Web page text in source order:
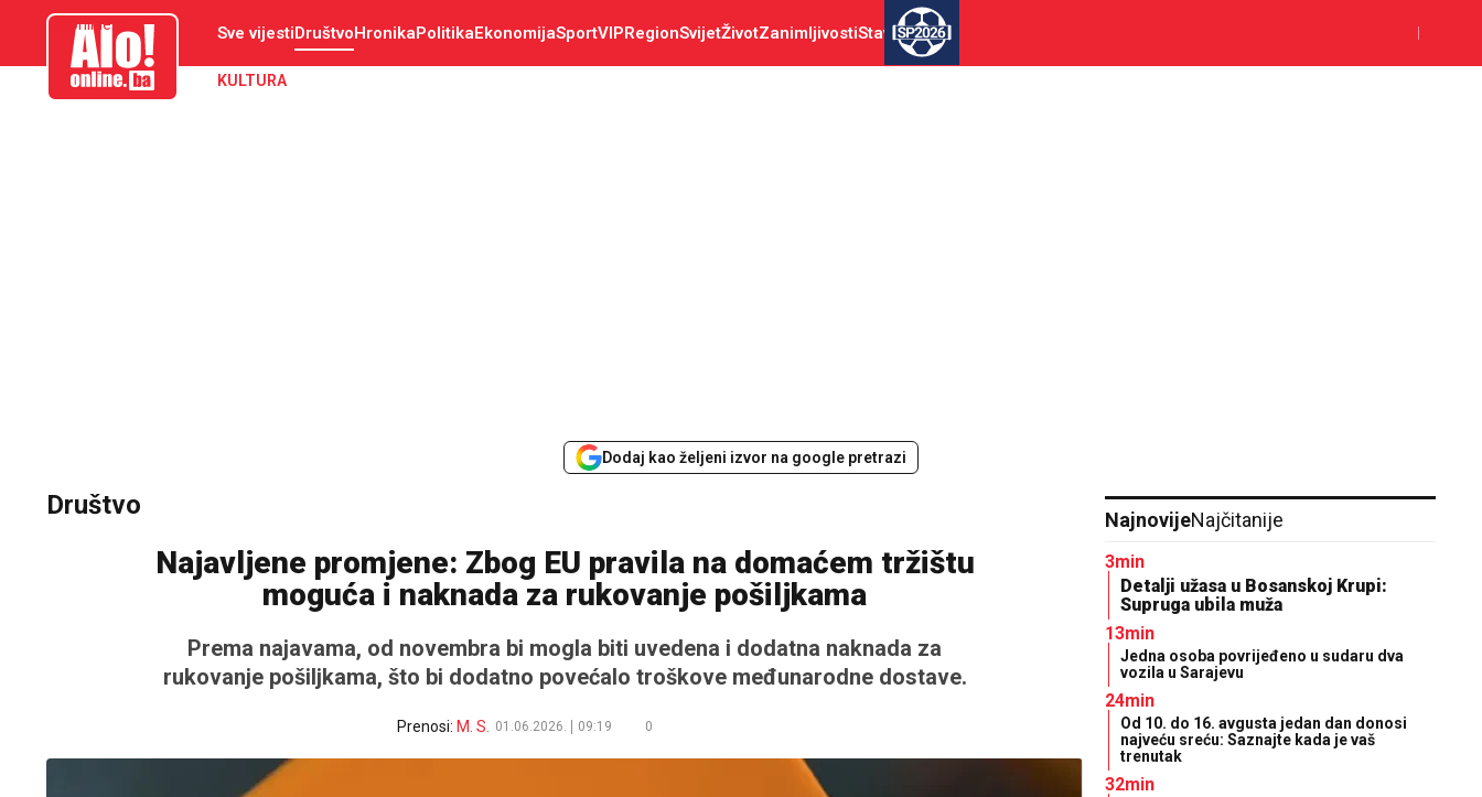
aloonline.ba Sve vijestiDruštvoHronikaPolitikaEkonomijaSportVIPRegionSvijetŽivotZanimljivostiStav SP2026
KULTURA
Dodaj kao željeni izvor na google pretrazi
Društvo
Najavljene promjene: Zbog EU pravila na domaćem tržištu
moguća i naknada za rukovanje pošiljkama
Prema najavama, od novembra bi mogla biti uvedena i dodatna naknada za
rukovanje pošiljkama, što bi dodatno povećalo troškove međunarodne dostave.
Prenosi: M. S. 01.06.2026. 09:19 0
NajnovijeNajčitanije
3min
Detalji užasa u Bosanskoj Krupi:
Supruga ubila muža
13min
Јedna osoba povrijeđeno u sudaru dva
vozila u Sarajevu
24min
Od 10. do 16. avgusta jedan dan donosi
najveću sreću: Saznajte kada je vaš
trenutak
32min